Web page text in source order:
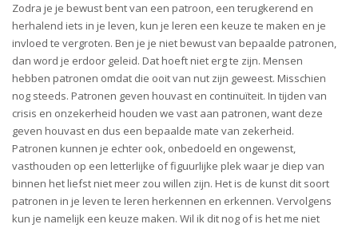
Zodra je je bewust bent van een patroon, een terugkerend en
herhalend iets in je leven, kun je leren een keuze te maken en je
invloed te vergroten. Ben je je niet bewust van bepaalde patronen,
dan word je erdoor geleid. Dat hoeft niet erg te zijn. Mensen
hebben patronen omdat die ooit van nut zijn geweest. Misschien
nog steeds. Patronen geven houvast en continuïteit. In tijden van
crisis en onzekerheid houden we vast aan patronen, want deze
geven houvast en dus een bepaalde mate van zekerheid.
Patronen kunnen je echter ook, onbedoeld en ongewenst,
vasthouden op een letterlijke of figuurlijke plek waar je diep van
binnen het liefst niet meer zou willen zijn. Het is de kunst dit soort
patronen in je leven te leren herkennen en erkennen. Vervolgens
kun je namelijk een keuze maken. Wil ik dit nog of is het me niet